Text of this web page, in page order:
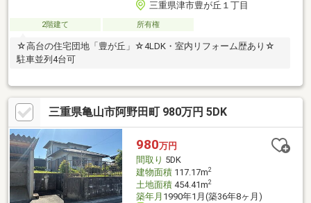
三重県津市豊が丘１丁目
2階建て 所有権
☆高台の住宅団地「豊が丘」☆4LDK・室内リフォーム歴あり☆
駐車並列4台可
三重県亀山市阿野田町 980万円 5DK
980万円
間取り 5DK
建物面積117.17m2
土地面積454.41m2
築年月 1990年1月(築36年8ヶ月)